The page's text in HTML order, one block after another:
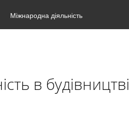
Міжнародна діяльність
в будівництві